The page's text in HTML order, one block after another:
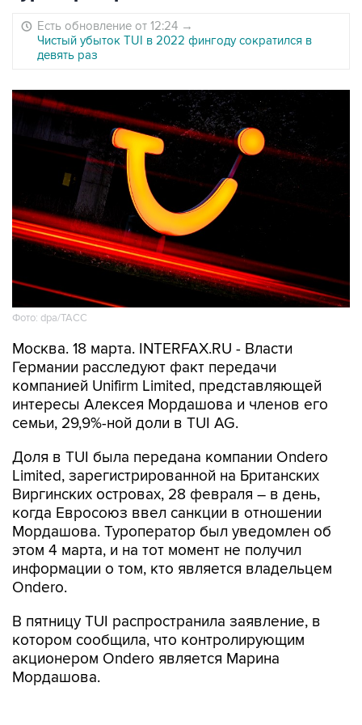
Есть обновление от 12:24 →
Чистый убыток TUI в 2022 фингоду сократился в
девять раз
Фото: dpa/ТАСС
Москва. 18 марта. INTERFAX.RU - Власти
Германии расследуют факт передачи
компанией Unifirm Limited, представляющей
интересы Алексея Мордашова и членов его
семьи, 29,9%-ной доли в TUI AG.
Доля в TUI была передана компании Ondero
Limited, зарегистрированной на Британских
Виргинских островах, 28 февраля – в день,
когда Евросоюз ввел санкции в отношении
Мордашова. Туроператор был уведомлен об
этом 4 марта, и на тот момент не получил
информации о том, кто является владельцем
Ondero.
В пятницу TUI распространила заявление, в
котором сообщила, что контролирующим
акционером Ondero является Марина
Мордашова.